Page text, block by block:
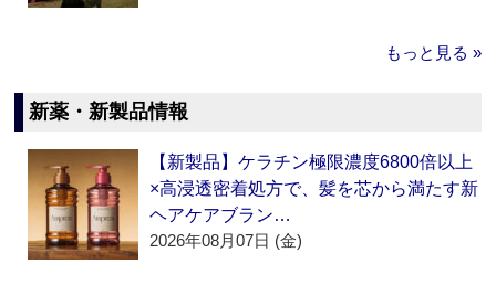
もっと見る »
新薬・新製品情報
【新製品】ケラチン極限濃度6800倍以上
×高浸透密着処方で、髪を芯から満たす新
ヘアケアブラン…
2026年08月07日 (金)